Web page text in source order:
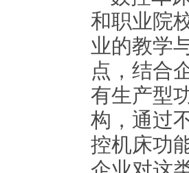
和职业院
业的教学
点，结合
有生产型
构，通过
控机床功